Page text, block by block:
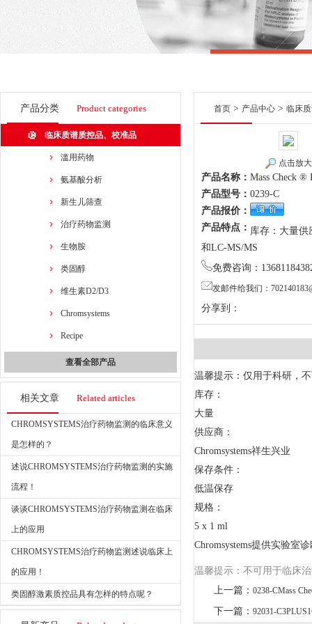
产品分类 Product categories
临床质谱质控品、校准品
滥用药物
氨基酸分析
新生儿筛查
治疗药物监测
生物胺
类固醇
维生素D2/D3
Chromsystems
Recipe
查看全部产品
相关文章 Related articles
CHROMSYSTEMS治疗药物监测的临床意义
是怎样的？
述说CHROMSYSTEMS治疗药物监测的实施
流程！
谈谈CHROMSYSTEMS治疗药物监测在临床
上的应用
CHROMSYSTEMS治疗药物监测述说临床上
的应用！
类固醇激素质控品具有怎样的特点呢？
首页 > 产品中心 > 临床
点击放大
产品名称： Mass Check ®
产品型号： 0239-C
产品报价：
产品特点： 库存：大量供
和LC-MS/MS
免费咨询：
发邮件给我们：
分享到：
温馨提示：仅用于科研，
库存：
大量
供应商：
Chromsystems祥生兴业
保存条件：
低温保存
规格：
5 x 1 ml
Chromsystems提供实验室
温馨提示：不可用于临床
上一篇： 0238-CMass
下一篇： 92031-